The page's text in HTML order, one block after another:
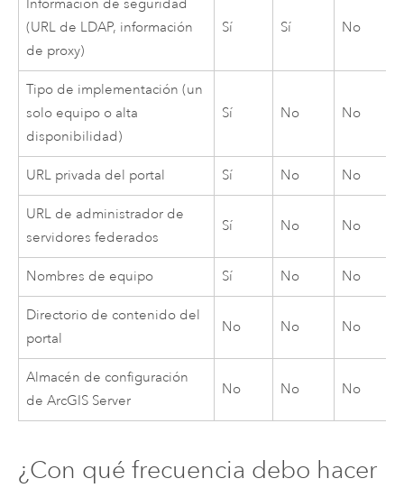
Información de seguridad
(URL de LDAP, información
de proxy)
Sí Sí No
Tipo de implementación (un
solo equipo o alta
disponibilidad)
Sí No No
URL privada del portal Sí No No
URL de administrador de
servidores federados
Sí No No
Nombres de equipo Sí No No
Directorio de contenido del
portal
No No No
Almacén de configuración
deArcGIS Server
No No No
¿Con qué frecuencia debo hacer